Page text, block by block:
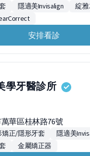
隱適美Invisalign
綻雅
安排看診
學牙醫診所
華區桂林路76號
矯正/隱形牙套
隱適美
金屬矯正器